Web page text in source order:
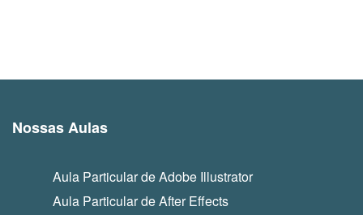
Nossas Aulas
Aula Particular de Adobe Illustrator
Aula Particular de After Effects